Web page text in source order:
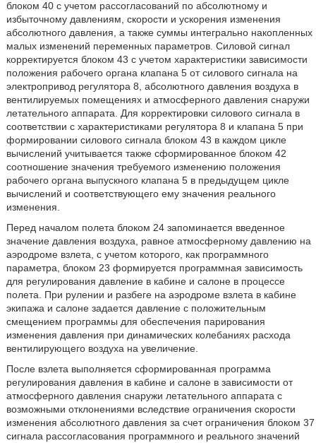
блоком 40 с учетом рассогласований по абсолютному и
избыточному давлениям, скорости и ускорения изменения
абсолютного давления, а также суммы интегрально накопленных
малых изменений переменных параметров. Силовой сигнал
корректируется блоком 43 с учетом характеристики зависимости
положения рабочего органа клапана 5 от силового сигнала на
электропривод регулятора 8, абсолютного давления воздуха в
вентилируемых помещениях и атмосферного давления снаружи
летательного аппарата. Для корректировки силового сигнала в
соответствии с характеристиками регулятора 8 и клапана 5 при
формировании силового сигнала блоком 43 в каждом цикле
вычислений учитывается также сформированное блоком 42
соотношение значения требуемого изменению положения
рабочего органа выпускного клапана 5 в предыдущем цикле
вычислений и соответствующего ему значения реального
изменения.
Перед началом полета блоком 24 запоминается введенное
значение давления воздуха, равное атмосферному давлению на
аэродроме взлета, с учетом которого, как программного
параметра, блоком 23 формируется программная зависимость
для регулирования давление в кабине и салоне в процессе
полета. При рулении и разбеге на аэродроме взлета в кабине
экипажа и салоне задается давление с положительным
смещением программы для обеспечения парирования
изменения давления при динамических колебаниях расхода
вентилирующего воздуха на увеличение.
После взлета выполняется сформированная программа
регулирования давления в кабине и салоне в зависимости от
атмосферного давления снаружи летательного аппарата с
возможными отклонениями вследствие ограничения скорости
изменения абсолютного давления за счет ограничения блоком 37
сигнала рассогласования программного и реального значений